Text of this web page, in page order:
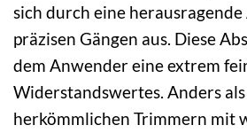
sich durch eine
präzisen Gängen aus. Diese
dem Anwender eine extrem
Widerstandswertes. Anders
herkömmlichen Trimmern mit